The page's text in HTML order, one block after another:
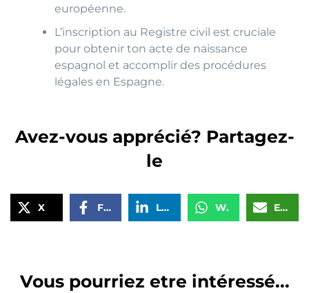
européenne.
L’inscription au Registre civil est cruciale
pour obtenir ton acte de naissance
espagnol et accomplir des procédures
légales en Espagne.
Avez-vous apprécié? Partagez-
le
X Facebook LinkedIn WhatsApp Email
Vous pourriez etre intéressé...